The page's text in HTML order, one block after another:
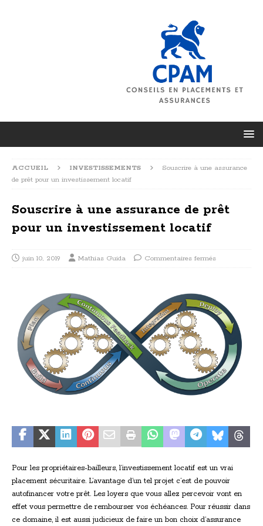
ACCUEIL INVESTISSEMENTS
Souscrire à une assurance
de prêt pour un investissement locatif
Souscrire à une assurance de prêt
pour un investissement locatif
juin 10, 2019 Mathias Guida Commentaires fermés
Pour les propriétaires-bailleurs, l’investissement locatif est un vrai
placement sécuritaire. L’avantage d’un tel projet c’est de pouvoir
autofinancer votre prêt. Les loyers que vous allez percevoir vont en
effet vous permettre de rembourser vos échéances. Pour réussir dans
ce domaine, il est aussi judicieux de faire un bon choix d’assurance